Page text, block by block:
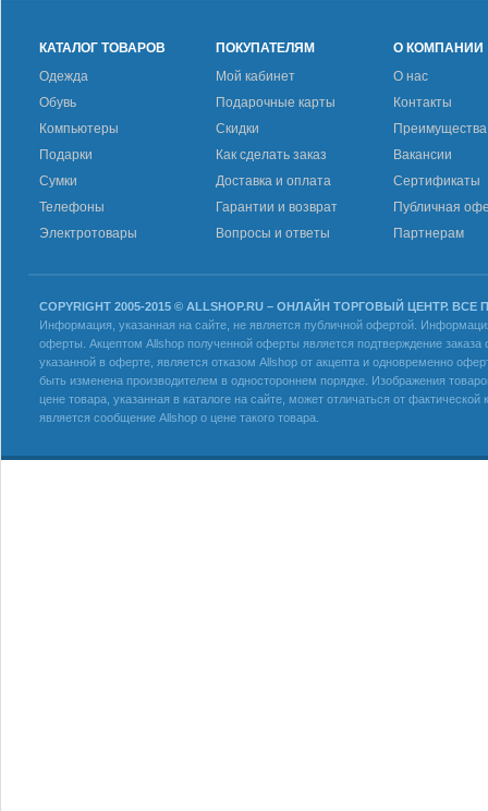
КАТАЛОГ ТОВАРОВ
Одежда
Обувь
Компьютеры
Подарки
Сумки
Телефоны
Электротовары
ПОКУПАТЕЛЯМ
Мой кабинет
Подарочные карты
Скидки
Как сделать заказ
Доставка и оплата
Гарантии и возврат
Вопросы и ответы
О КОМПАНИИ
О нас
Контакты
Преимущества
Вакансии
Сертификаты
Публичная
Партнерам
COPYRIGHT 2005-2015 © ALLSHOP.RU – ОНЛАЙН ТОРГОВЫЙ ЦЕНТР.
Информация, указанная на сайте, не является публичной офертой.
оферты. Акцептом Allshop полученной оферты является подтверждение
указанной в оферте, является отказом Allshop от акцепта и одновременно
быть изменена производителем в одностороннем порядке. Изображения
цене товара, указанная в каталоге на сайте, может отличаться от
является сообщение Allshop о цене такого товара.